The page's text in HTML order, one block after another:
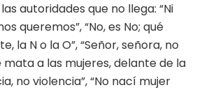
autoridades que no llega: “Ni
queremos”, “No, es No; qué
la N o la O”, “Señor, señora, no
mata a las mujeres, delante de la
no violencia”, “No nací mujer